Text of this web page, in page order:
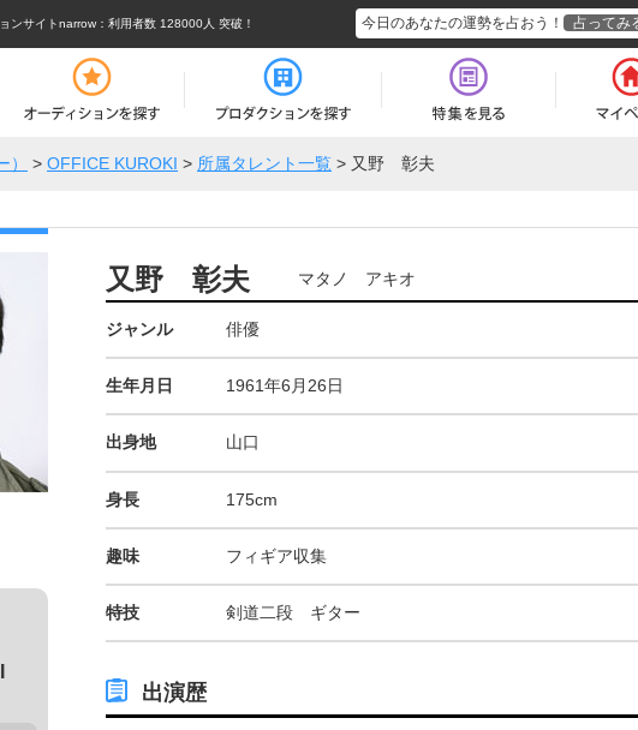
ンサイトnarrow ：利用者数 128000人 突破！ 今日のあなたの運勢を占おう！ 占ってみ
> OFFICE KUROKI > 所属タレント一覧 > 又野 彰夫
又野 彰夫 マタノ アキオ
ジャンル 俳優
生年月日 1961年6月26日
出身地 山口
身長 175cm
趣味 フィギア収集
特技 剣道二段 ギター
出演歴